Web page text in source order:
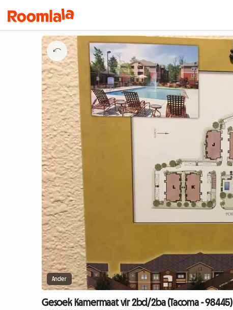
Ander
Gesoek Kamermaat vir 2bd/2ba (Tacoma - 98445)